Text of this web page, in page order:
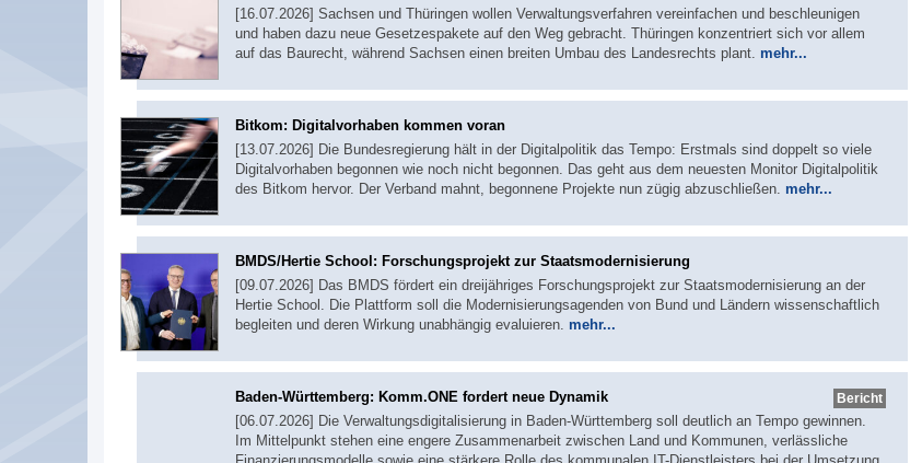
[16.07.2026] Sachsen und Thüringen wollen Verwaltungsverfahren vereinfachen und beschleunigen
und haben dazu neue Gesetzespakete auf den Weg gebracht. Thüringen konzentriert sich vor allem
auf das Baurecht, während Sachsen einen breiten Umbau des Landesrechts plant. mehr...
Bitkom: Digitalvorhaben kommen voran
[13.07.2026] Die Bundesregierung hält in der Digitalpolitik das Tempo: Erstmals sind doppelt so viele
Digitalvorhaben begonnen wie noch nicht begonnen. Das geht aus dem neuesten Monitor Digitalpolitik
des Bitkom hervor. Der Verband mahnt, begonnene Projekte nun zügig abzuschließen. mehr...
BMDS/Hertie School: Forschungsprojekt zur Staatsmodernisierung
[09.07.2026] Das BMDS fördert ein dreijähriges Forschungsprojekt zur Staatsmodernisierung an der
Hertie School. Die Plattform soll die Modernisierungsagenden von Bund und Ländern wissenschaftlich
begleiten und deren Wirkung unabhängig evaluieren. mehr...
Bericht
Baden-Württemberg: Komm.ONE fordert neue Dynamik
[06.07.2026] Die Verwaltungsdigitalisierung in Baden-Württemberg soll deutlich an Tempo gewinnen.
Im Mittelpunkt stehen eine engere Zusammenarbeit zwischen Land und Kommunen, verlässliche